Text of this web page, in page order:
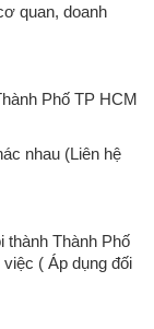
quan, doanh
Phố TP HCM
nhau (Liên hệ
thành Thành Phố
( Áp dụng đối